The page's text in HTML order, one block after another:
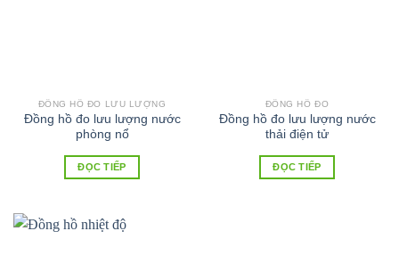
ĐỒNG HỒ ĐO LƯU LƯỢNG
Đồng hồ đo lưu lượng nước
phòng nổ
ĐỌC TIẾP
ĐỒNG HỒ ĐO
Đồng hồ đo lưu lượng nước
thải điện tử
ĐỌC TIẾP